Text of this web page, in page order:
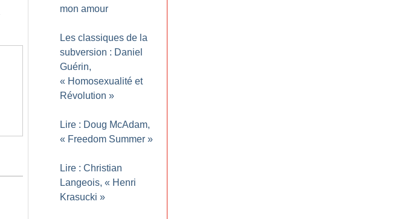
mon amour
Les classiques de la
subversion : Daniel
Guérin,
« Homosexualité et
Révolution »
Lire : Doug McAdam,
« Freedom Summer »
Lire : Christian
Langeois, « Henri
Krasucki »